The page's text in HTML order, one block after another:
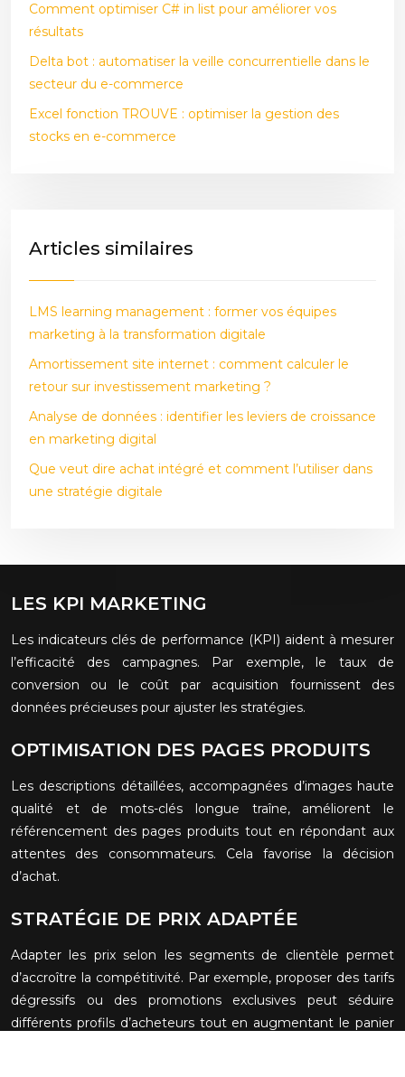
Comment optimiser C# in list pour améliorer vos
résultats
Delta bot : automatiser la veille concurrentielle dans le
secteur du e-commerce
Excel fonction TROUVE : optimiser la gestion des
stocks en e-commerce
Articles similaires
LMS learning management : former vos équipes
marketing à la transformation digitale
Amortissement site internet : comment calculer le
retour sur investissement marketing ?
Analyse de données : identifier les leviers de croissance
en marketing digital
Que veut dire achat intégré et comment l’utiliser dans
une stratégie digitale
LES KPI MARKETING
Les indicateurs clés de performance (KPI) aident à mesurer
l’efficacité des campagnes. Par exemple, le taux de
conversion ou le coût par acquisition fournissent des
données précieuses pour ajuster les stratégies.
OPTIMISATION DES PAGES PRODUITS
Les descriptions détaillées, accompagnées d’images haute
qualité et de mots-clés longue traîne, améliorent le
référencement des pages produits tout en répondant aux
attentes des consommateurs. Cela favorise la décision
d’achat.
STRATÉGIE DE PRIX ADAPTÉE
Adapter les prix selon les segments de clientèle permet
d’accroître la compétitivité. Par exemple, proposer des tarifs
dégressifs ou des promotions exclusives peut séduire
différents profils d’acheteurs tout en augmentant le panier